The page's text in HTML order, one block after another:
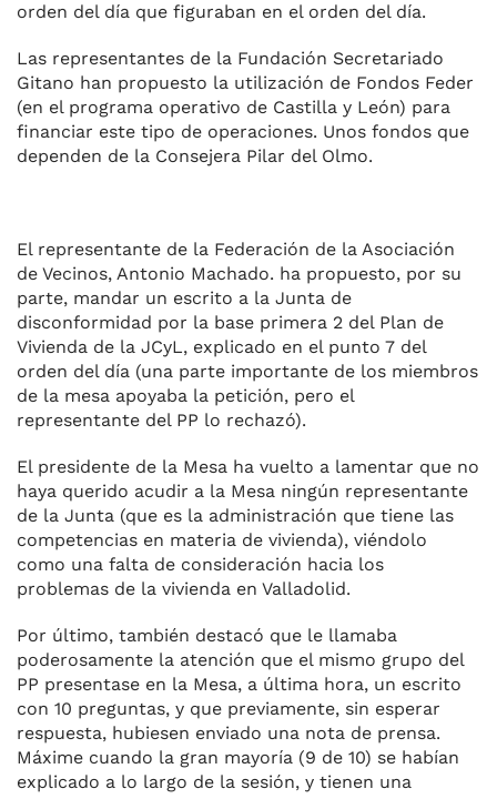
orden del día que figuraban en el orden del día.
Las representantes de la Fundación Secretariado
Gitano han propuesto la utilización de Fondos Feder
(en el programa operativo de Castilla y León) para
financiar este tipo de operaciones. Unos fondos que
dependen de la Consejera Pilar del Olmo.
El representante de la Federación de la Asociación
de Vecinos, Antonio Machado. ha propuesto, por su
parte, mandar un escrito a la Junta de
disconformidad por la base primera 2 del Plan de
Vivienda de la JCyL, explicado en el punto 7 del
orden del día (una parte importante de los miembros
de la mesa apoyaba la petición, pero el
representante del PP lo rechazó).
El presidente de la Mesa ha vuelto a lamentar que no
haya querido acudir a la Mesa ningún representante
de la Junta (que es la administración que tiene las
competencias en materia de vivienda), viéndolo
como una falta de consideración hacia los
problemas de la vivienda en Valladolid.
Por último, también destacó que le llamaba
poderosamente la atención que el mismo grupo del
PP presentase en la Mesa, a última hora, un escrito
con 10 preguntas, y que previamente, sin esperar
respuesta, hubiesen enviado una nota de prensa.
Máxime cuando la gran mayoría (9 de 10) se habían
explicado a lo largo de la sesión, y tienen una